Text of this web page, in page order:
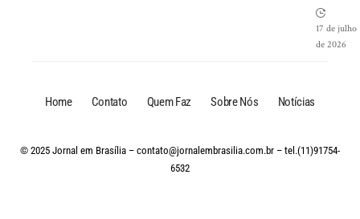
17 de julho
de 2026
Home Contato Quem Faz Sobre Nós Notícias
© 2025 Jornal em Brasília – contato@jornalembrasilia.com.br – tel.(11)91754-
6532